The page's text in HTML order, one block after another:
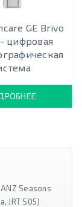
GE Brivo
- цифровая
Seasons
JRT S05)